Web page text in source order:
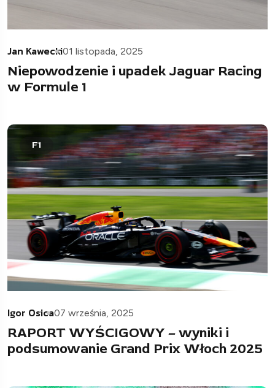
Jan Kawecki01 listopada, 2025
Niepowodzenie i upadek Jaguar Racing
w Formule 1
F1
Igor Osica07 września, 2025
RAPORT WYŚCIGOWY – wyniki i
podsumowanie Grand Prix Włoch 2025